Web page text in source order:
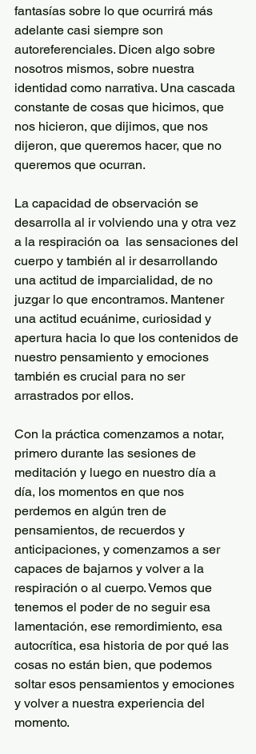
fantasías sobre lo que ocurrirá más
adelante casi siempre son
autoreferenciales. Dicen algo sobre
nosotros mismos, sobre nuestra
identidad como narrativa. Una cascada
constante de cosas que hicimos, que
nos hicieron, que dijimos, que nos
dijeron, que queremos hacer, que no
queremos que ocurran.
La capacidad de observación se
desarrolla al ir volviendo una y otra vez
a la respiración oa  las sensaciones del
cuerpo y también al ir desarrollando
una actitud de imparcialidad, de no
juzgar lo que encontramos. Mantener
una actitud ecuánime, curiosidad y
apertura hacia lo que los contenidos de
nuestro pensamiento y emociones
también es crucial para no ser
arrastrados por ellos.
Con la práctica comenzamos a notar,
primero durante las sesiones de
meditación y luego en nuestro día a
día, los momentos en que nos
perdemos en algún tren de
pensamientos, de recuerdos y
anticipaciones, y comenzamos a ser
capaces de bajarnos y volver a la
respiración o al cuerpo. Vemos que
tenemos el poder de no seguir esa
lamentación, ese remordimiento, esa
autocrítica, esa historia de por qué las
cosas no están bien, que podemos
soltar esos pensamientos y emociones
y volver a nuestra experiencia del
momento.